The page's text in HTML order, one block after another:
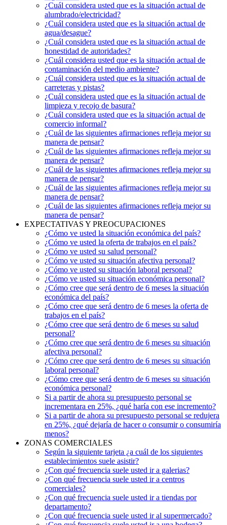
¿Cuál considera usted que es la situación actual de
alumbrado/electricidad?
¿Cuál considera usted que es la situación actual de
agua/desague?
¿Cuál considera usted que es la situación actual de
honestidad de autoridades?
¿Cuál considera usted que es la situación actual de
contaminación del medio ambiente?
¿Cuál considera usted que es la situación actual de
carreteras y pistas?
¿Cuál considera usted que es la situación actual de
limpieza y recojo de basura?
¿Cuál considera usted que es la situación actual de
comercio informal?
¿Cuál de las siguientes afirmaciones refleja mejor su
manera de pensar?
¿Cuál de las siguientes afirmaciones refleja mejor su
manera de pensar?
¿Cuál de las siguientes afirmaciones refleja mejor su
manera de pensar?
¿Cuál de las siguientes afirmaciones refleja mejor su
manera de pensar?
¿Cuál de las siguientes afirmaciones refleja mejor su
manera de pensar?
EXPECTATIVAS Y PREOCUPACIONES
¿Cómo ve usted la situación económica del país?
¿Cómo ve usted la oferta de trabajos en el país?
¿Cómo ve usted su salud personal?
¿Cómo ve usted su situación afectiva personal?
¿Cómo ve usted su situación laboral personal?
¿Cómo ve usted su situación económica personal?
¿Cómo cree que será dentro de 6 meses la situación
económica del país?
¿Cómo cree que será dentro de 6 meses la oferta de
trabajos en el país?
¿Cómo cree que será dentro de 6 meses su salud
personal?
¿Cómo cree que será dentro de 6 meses su situación
afectiva personal?
¿Cómo cree que será dentro de 6 meses su situación
laboral personal?
¿Cómo cree que será dentro de 6 meses su situación
económica personal?
Si a partir de ahora su presupuesto personal se
incrementara en 25%, ¿qué haría con ese incremento?
Si a partir de ahora su presupuesto personal se redujera
en 25%, ¿qué dejaría de hacer o consumir o consumiría
menos?
ZONAS COMERCIALES
Según la siguiente tarjeta ¿a cuál de los siguientes
establecimientos suele asistir?
¿Con qué frecuencia suele usted ir a galerias?
¿Con qué frecuencia suele usted ir a centros
comerciales?
¿Con qué frecuencia suele usted ir a tiendas por
departamento?
¿Con qué frecuencia suele usted ir al supermercado?